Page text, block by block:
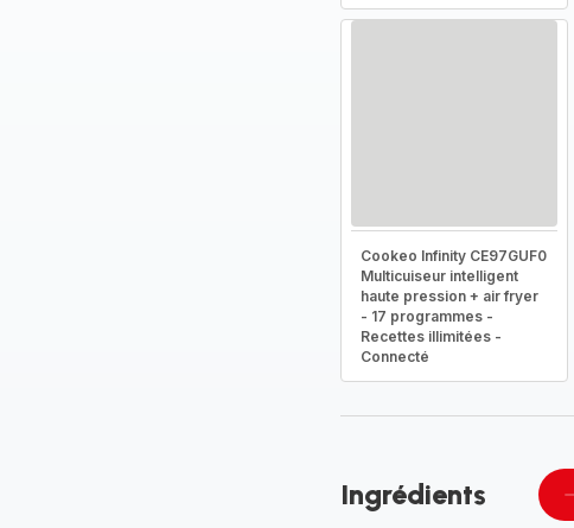
Cookeo Infinity CE97GUF0
Multicuiseur intelligent
haute pression + air fryer
- 17 programmes -
Recettes illimitées -
Connecté
Ingrédients